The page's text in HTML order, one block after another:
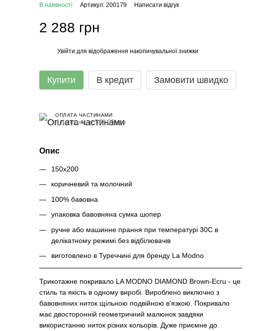
В наявності Артикул: 200179 Написати відгук
2 288 грн
Увійти для відображення накопичувальної знижки
Купити В кредит Замовити швидко
ОПЛАТА ЧАСТИНАМИ
4 платежі по 572.00 грн
Опис
150х200
коричневий та молочний
100% бавовна
упаковка бавовняна сумка шопер
ручне або машинне прання при температурі 30С в
делікатному режимі без відбілювачів
виготовлено в Туреччині для бренду La Modno
Трикотажне покривало LA MODNO DIAMOND Brown-Ecru - це
стиль та якість в одному виробі. Вироблено виключно з
бавовняних ниток щільною подвійною в'язкою. Покривало
має двосторонній геометричний малюнок завдяки
використанню ниток різних кольорів. Дуже приємне до